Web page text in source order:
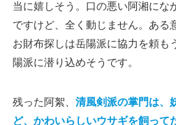
当に嬉しそう。口の悪い阿湘にな
ですけど、全く動じません。ある
お財布探しは岳陽派に協力を頼も
陽派に潜り込めそうです。
残った阿絮、 清風剣派の掌門は、
ど、かわいらしいウサギを飼って